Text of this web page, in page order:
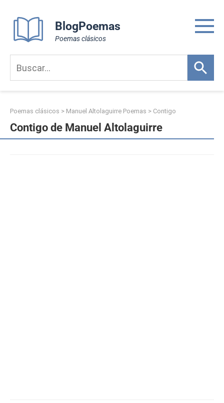
content
BlogPoemas
Poemas clásicos
Poemas clásicos > Manuel Altolaguirre Poemas > Contigo
Contigo de Manuel Altolaguirre